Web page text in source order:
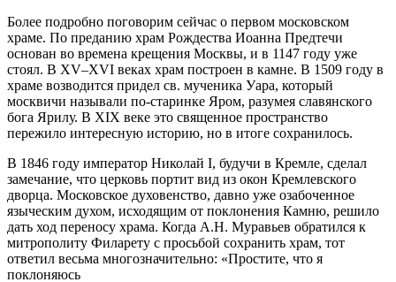
Более подробно поговорим сейчас о первом московском
храме. По преданию храм Рождества Иоанна Предтечи
основан во времена крещения Москвы, и в 1147 году уже
стоял. В XV–XVI веках храм построен в камне. В 1509 году в
храме возводится придел св. мученика Уара, который
москвичи называли по-старинке Яром, разумея славянского
бога Ярилу. В XIX веке это священное пространство
пережило интересную историю, но в итоге сохранилось.
В 1846 году император Николай I, будучи в Кремле, сделал
замечание, что церковь портит вид из окон Кремлевского
дворца. Московское духовенство, давно уже озабоченное
языческим духом, исходящим от поклонения Камню, решило
дать ход переносу храма. Когда А.Н. Муравьев обратился к
митрополиту Филарету с просьбой сохранить храм, тот
ответил весьма многозначительно: «Простите, что я
поклоняюсь